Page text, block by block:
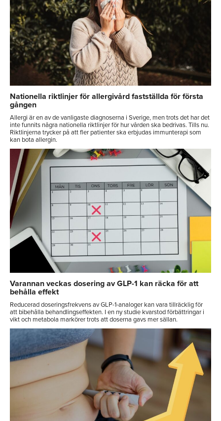
Nationella riktlinjer för allergivård fastställda för första
gången
Allergi är en av de vanligaste diagnoserna i Sverige, men trots det har det
inte funnits några nationella riktlinjer för hur vården ska bedrivas. Tills nu.
Riktlinjerna trycker på att fler patienter ska erbjudas immunterapi som
kan bota allergin.
Varannan veckas dosering av GLP-1 kan räcka för att
behålla effekt
Reducerad doseringsfrekvens av GLP-1-analoger kan vara tillräcklig för
att bibehålla behandlingseffekten. I en ny studie kvarstod förbättringar i
vikt och metabola markörer trots att doserna gavs mer sällan.